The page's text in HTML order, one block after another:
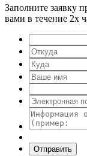
Заполните заявку
вами в течение 2х